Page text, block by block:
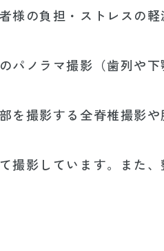
様の負担・ストレスの
パノラマ撮影（歯列や
を撮影する全脊椎撮影や
撮影しています。また